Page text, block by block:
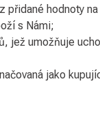
přidané hodnoty
s Námi;
jež umožňuje
jako